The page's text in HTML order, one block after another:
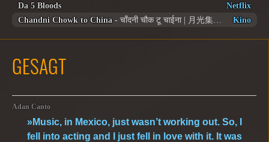
Da 5 Bloods
Netflix
Chandni Chowk to China
Kino
GESAGT
Adan Canto
»Music, in Mexico, just wasn’t working out. So, I
fell into acting and I just fell in love with it. It was